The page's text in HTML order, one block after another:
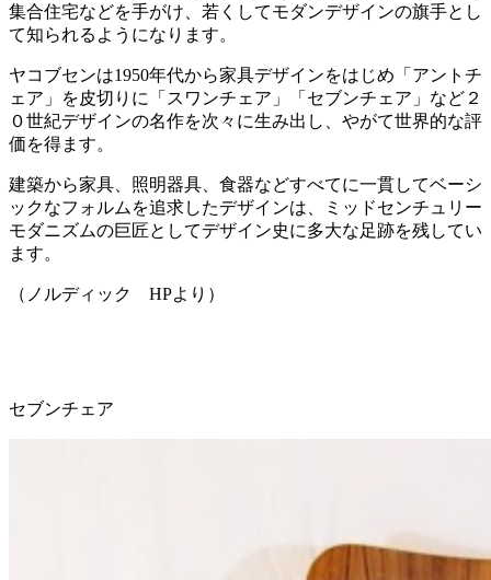
集合住宅などを手がけ、若くしてモダンデザインの旗手とし
て知られるようになります。
ヤコブセンは1950年代から家具デザインをはじめ「アントチ
ェア」を皮切りに「スワンチェア」「セブンチェア」など２
０世紀デザインの名作を次々に生み出し、やがて世界的な評
価を得ます。
建築から家具、照明器具、食器などすべてに一貫してベーシ
ックなフォルムを追求したデザインは、ミッドセンチュリー
モダニズムの巨匠としてデザイン史に多大な足跡を残してい
ます。
（ノルディック HPより）
セブンチェア